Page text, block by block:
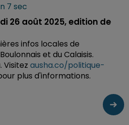
7 sec
26 août 2025, edition de
infos locales de
et du Calaisis.
Visitez ausha.co/politique-
plus d'informations.